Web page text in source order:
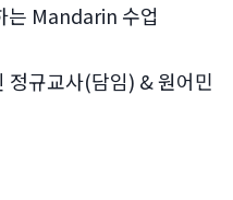
는 Mandarin 수업
정규교사(담임) & 원어민